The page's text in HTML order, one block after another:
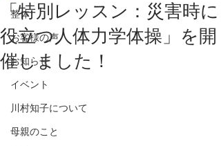
整体
お客様の声
お知らせ
イベント
川村知子について
母親のこと
「特別レッスン：災害時に
役立つ人体力学体操」を開
催しました！